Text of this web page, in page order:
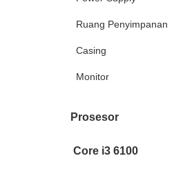
Ruang Penyimpanan
Casing
Monitor
Prosesor
Core i3 6100